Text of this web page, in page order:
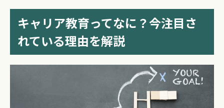
キャリア教育ってなに？今注目さ
れている理由を解説